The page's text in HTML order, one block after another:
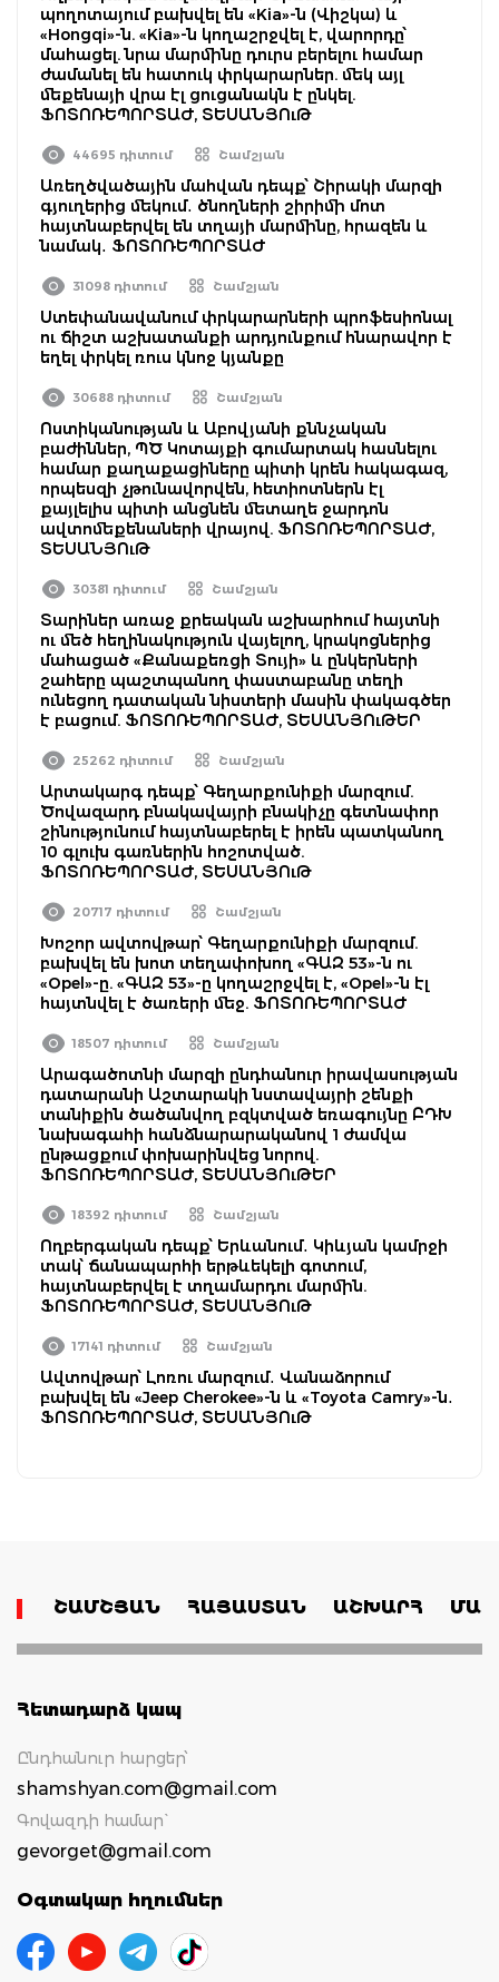
պողոտայում բախվել են «Kia»-ն (Վիշկա) և
«Hongqi»-ն. «Kia»-ն կողաշրջվել է, վարորդը՝
մահացել. նրա մարմինը դուրս բերելու համար
ժամանել են հատուկ փրկարարներ. մեկ այլ
մեքենայի վրա էլ ցուցանակն է ընկել.
ՖՈՏՈՌԵՊՈՐՏԱԺ, ՏԵՍԱՆՅՈւԹ
44695 դիտում Շամշյան
Առեղծվածային մահվան դեպք՝ Շիրակի մարզի
գյուղերից մեկում․ ծնողների շիրիմի մոտ
հայտնաբերվել են տղայի մարմինը, հրազեն և
նամակ․ ՖՈՏՈՌԵՊՈՐՏԱԺ
31098 դիտում Շամշյան
Ստեփանավանում փրկարարների պրոֆեսիոնալ
ու ճիշտ աշխատանքի արդյունքում հնարավոր է
եղել փրկել ռուս կնոջ կյանքը
30688 դիտում Շամշյան
Ոստիկանության և Աբովյանի քննչական
բաժիններ, ՊԾ Կոտայքի գումարտակ հասնելու
համար քաղաքացիները պիտի կրեն հակագազ,
որպեսզի չթունավորվեն, հետիոտներն էլ
քայլելիս պիտի անցնեն մետաղե ջարդոն
ավտոմեքենաների վրայով. ՖՈՏՈՌԵՊՈՐՏԱԺ,
ՏԵՍԱՆՅՈւԹ
30381 դիտում Շամշյան
Տարիներ առաջ քրեական աշխարհում հայտնի
ու մեծ հեղինակություն վայելող, կրակոցներից
մահացած «Քանաքեռցի Տույի» և ընկերների
շահերը պաշտպանող փաստաբանը տեղի
ունեցող դատական նիստերի մասին փակագծեր
է բացում. ՖՈՏՈՌԵՊՈՐՏԱԺ, ՏԵՍԱՆՅՈւԹԵՐ
25262 դիտում Շամշյան
Արտակարգ դեպք՝ Գեղարքունիքի մարզում.
Ծովազարդ բնակավայրի բնակիչը գետնափոր
շինությունում հայտնաբերել է իրեն պատկանող
10 գլուխ գառներին հոշոտված.
ՖՈՏՈՌԵՊՈՐՏԱԺ, ՏԵՍԱՆՅՈւԹ
20717 դիտում Շամշյան
Խոշոր ավտովթար՝ Գեղարքունիքի մարզում.
բախվել են խոտ տեղափոխող «ԳԱԶ 53»-ն ու
«Opel»-ը. «ԳԱԶ 53»-ը կողաշրջվել է, «Opel»-ն էլ
հայտնվել է ծառերի մեջ. ՖՈՏՈՌԵՊՈՐՏԱԺ
18507 դիտում Շամշյան
Արագածոտնի մարզի ընդհանուր իրավասության
դատարանի Աշտարակի նստավայրի շենքի
տանիքին ծածանվող բզկտված եռագույնը ԲԴԽ
նախագահի հանձնարարականով 1 ժամվա
ընթացքում փոխարինվեց նորով.
ՖՈՏՈՌԵՊՈՐՏԱԺ, ՏԵՍԱՆՅՈւԹԵՐ
18392 դիտում Շամշյան
Ողբերգական դեպք՝ Երևանում․ Կիևյան կամրջի
տակ՝ ճանապարհի երթևեկելի գոտում,
հայտնաբերվել է տղամարդու մարմին.
ՖՈՏՈՌԵՊՈՐՏԱԺ, ՏԵՍԱՆՅՈւԹ
17141 դիտում Շամշյան
Ավտովթար՝ Լոռու մարզում․ Վանաձորում
բախվել են «Jeep Cherokee»-ն և «Toyota Camry»-ն․
ՖՈՏՈՌԵՊՈՐՏԱԺ, ՏԵՍԱՆՅՈւԹ
ՇԱՄՇՅԱՆ ՀԱՅԱՍՏԱՆ ԱՇԽԱՐՀ
Հետադարձ կապ
Ընդհանուր հարցեր՝
shamshyan.com@gmail.com
Գովազդի համար`
gevorget@gmail.com
Օգտակար հղումներ